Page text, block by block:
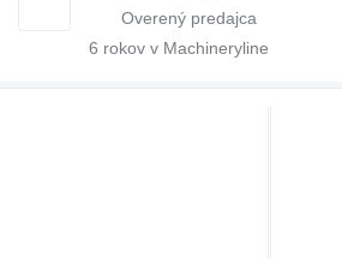
6 rokov v Machineryline